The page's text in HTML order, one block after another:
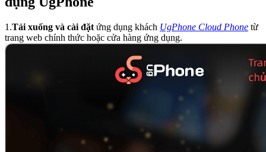
1.Tải xuống và cài đặt ứng dụng khách UgPhone Cloud Phone từ
trang web chính thức hoặc cửa hàng ứng dụng.